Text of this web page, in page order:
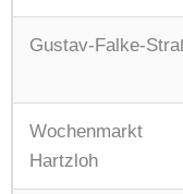
Gustav-Falke-
Wochenmarkt
Hartzloh